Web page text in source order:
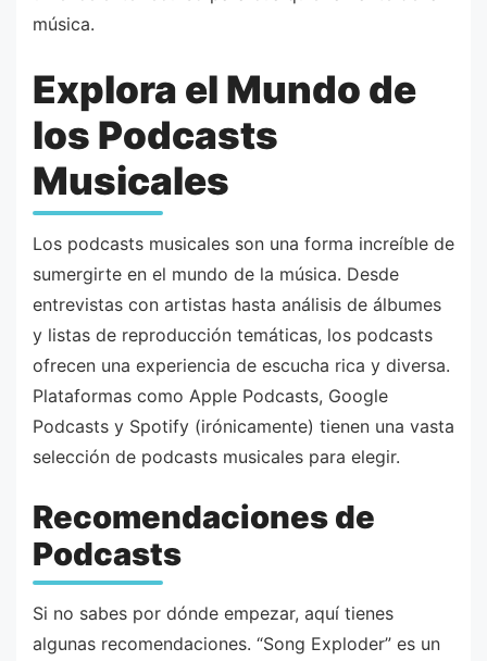
música.
Explora el Mundo de
los Podcasts
Musicales
Los podcasts musicales son una forma increíble de
sumergirte en el mundo de la música. Desde
entrevistas con artistas hasta análisis de álbumes
y listas de reproducción temáticas, los podcasts
ofrecen una experiencia de escucha rica y diversa.
Plataformas como Apple Podcasts, Google
Podcasts y Spotify (irónicamente) tienen una vasta
selección de podcasts musicales para elegir.
Recomendaciones de
Podcasts
Si no sabes por dónde empezar, aquí tienes
algunas recomendaciones. “Song Exploder” es un